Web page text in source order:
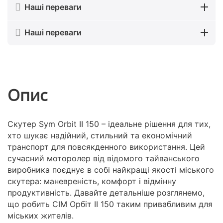
Наші переваги
Наші переваги
Опис
Скутер Sym Orbit II 150 – ідеальне рішення для тих,
хто шукає надійний, стильний та економічний
транспорт для повсякденного використання. Цей
сучасний моторолер від відомого тайванського
виробника поєднує в собі найкращі якості міського
скутера: маневреність, комфорт і відмінну
продуктивність. Давайте детальніше розглянемо,
що робить СІМ Орбіт II 150 таким привабливим для
міських жителів.